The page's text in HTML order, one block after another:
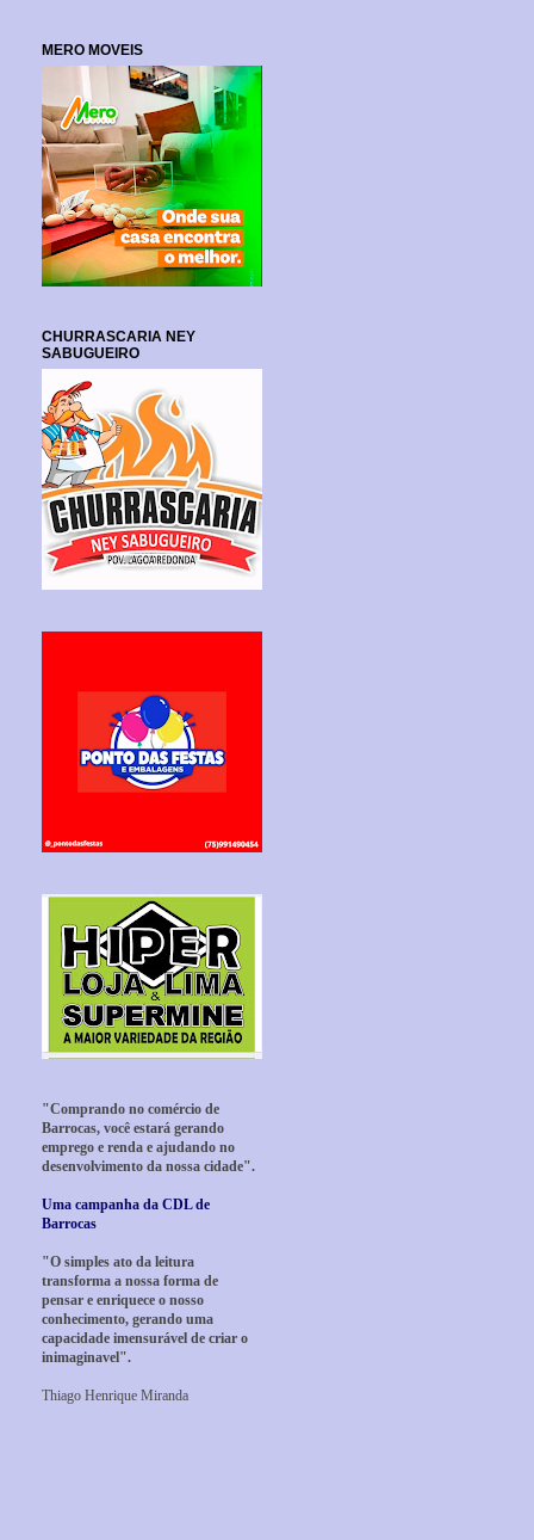
MERO MOVEIS
CHURRASCARIA NEY
SABUGUEIRO
"Comprando no comércio de
Barrocas, você estará gerando
emprego e renda e ajudando no
desenvolvimento da nossa cidade".
Uma campanha da CDL de
Barrocas
"O simples ato da leitura
transforma a nossa forma de
pensar e enriquece o nosso
conhecimento, gerando uma
capacidade imensurável de criar o
inimaginavel".
Thiago Henrique Miranda